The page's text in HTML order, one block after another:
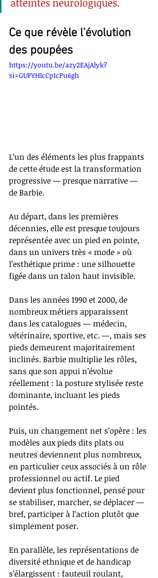
Ce que révèle l’évolution
des poupées
https://youtu.be/azy2EAjAlyk?
si=GUFYHIcCp1cPu6gh
L’un des éléments les plus frappants
de cette étude est la transformation
progressive — presque narrative —
de Barbie.
Au départ, dans les premières
décennies, elle est presque toujours
représentée avec un pied en pointe,
dans un univers très « mode » où
l’esthétique prime : une silhouette
figée dans un talon haut invisible.
Dans les années 1990 et 2000, de
nombreux métiers apparaissent
dans les catalogues — médecin,
vétérinaire, sportive, etc. —, mais ses
pieds demeurent majoritairement
inclinés. Barbie multiplie les rôles,
sans que son appui n’évolue
réellement : la posture stylisée reste
dominante, incluant les pieds
pointés.
Puis, un changement net s’opère : les
modèles aux pieds dits plats ou
neutres deviennent plus nombreux,
en particulier ceux associés à un rôle
professionnel ou actif. Le pied
devient plus fonctionnel, pensé pour
se stabiliser, marcher, se déplacer —
bref, participer à l’action plutôt que
simplement poser.
En parallèle, les représentations de
diversité ethnique et de handicap
s’élargissent : fauteuil roulant,